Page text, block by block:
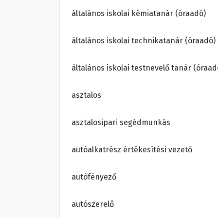
általános iskolai kémiatanár (óraadó)
általános iskolai technikatanár (óraadó)
általános iskolai testnevelő tanár
asztalos
asztalosipari segédmunkás
autóalkatrész értékesítési vezető
autófényező
autószerelő